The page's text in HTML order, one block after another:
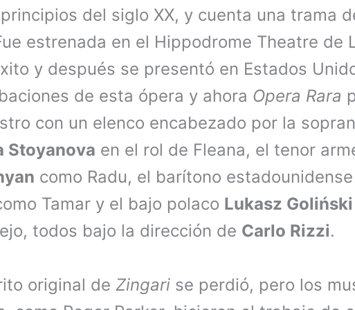
del siglo XX, y cuenta una trama
estrenada en el Hippodrome Theatre de
y después se presentó en Estados
de esta ópera y ahora Opera Rara
con un elenco encabezado por la
Stoyanova en el rol de Fleana, el tenor
como Radu, el barítono
Tamar y el bajo polaco Lukasz Goliński
todos bajo la dirección de Carlo Rizzi.
original de Zingari se perdió, pero los